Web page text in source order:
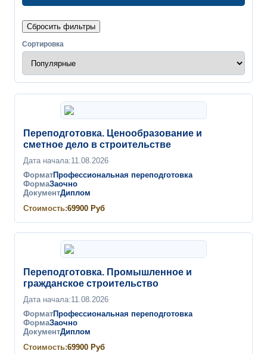
Сбросить фильтры
Сортировка
Переподготовка. Ценообразование и
сметное дело в строительстве
Дата начала:11.08.2026
ФорматПрофессиональная переподготовка
ФормаЗаочно
ДокументДиплом
Стоимость:69900 Руб
Переподготовка. Промышленное и
гражданское строительство
Дата начала:11.08.2026
ФорматПрофессиональная переподготовка
ФормаЗаочно
ДокументДиплом
Стоимость:69900 Руб